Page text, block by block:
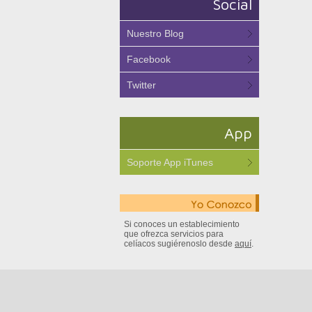
Social
Nuestro Blog
Facebook
Twitter
App
Soporte App iTunes
Si conoces un establecimiento
que ofrezca servicios para
celíacos sugiérenoslo desde aquí.